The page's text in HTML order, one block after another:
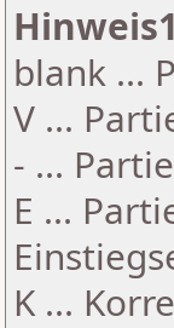
Hinweis1
blank ...
V ...
- ...
E ...
K ...